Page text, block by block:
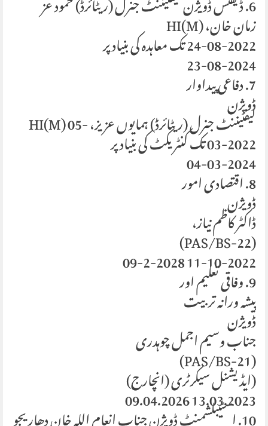
زمان خان، HI(M)
24-08-2022 تک معاہدہ کی بنیاد پر
23-08-2024
7. دفاعی پیداوار
ڈویژن لیفٹیننٹ جنرل (ریٹائرڈ) ہمایوں عزیز، HI(M) 05- 03-2022 تک کنٹریکٹ کی بنیاد پر
04-03-2024
8. اقتصادی امور
ڈویژن
ڈاکٹر کاظم نیاز،
(PAS/BS-22)
11-10-2022 09-2-2028
9. وفاقی تعلیم اور
پیشہ ورانہ تربیت
ڈویژن
جناب وسیم اجمل چوہدری
(PAS/BS-21)
(ایڈیشنل سیکرٹری (انچارج)
13.03.2023 09.04.2026